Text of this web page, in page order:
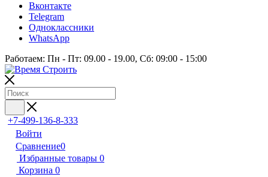
Вконтакте
Telegram
Одноклассники
WhatsApp
Работаем: Пн - Пт: 09.00 - 19.00, Сб: 09:00 - 15:00
+7-499-136-8-333
Войти
Сравнение0
Избранные товары 0
Корзина 0